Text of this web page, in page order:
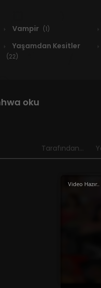
Vampir (1)
Yaşamdan Kesitler
(22)
oku
Tarafından...
Video Hazır..